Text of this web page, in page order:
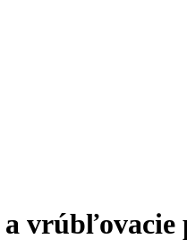
vrúbľovacie